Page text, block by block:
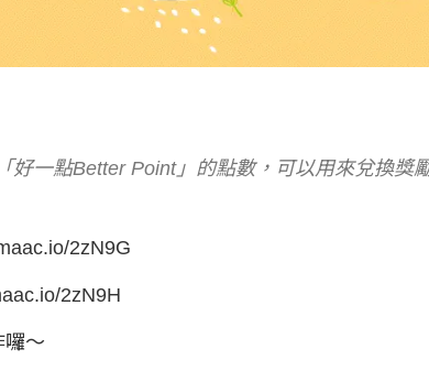
好一點Better Point」的點數，可以用來兌換獎
2zN9G
2zN9H
囉～